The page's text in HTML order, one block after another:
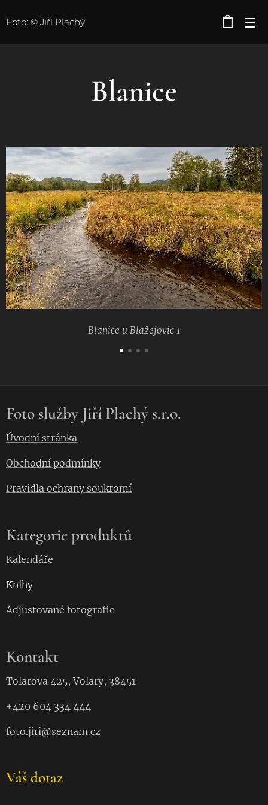
Foto: © Jiří Plachý
Blanice
Blanice u Blažejovic 1
Foto služby Jiří Plachý s.r.o.
Úvodní stránka
Obchodní podmínky
Pravidla ochrany soukromí
Kategorie produktů
Kalendáře
Knihy
Adjustované fotografie
Kontakt
Tolarova 425, Volary, 38451
+420 604 334 444
foto.jiri@seznam.cz
Váš dotaz